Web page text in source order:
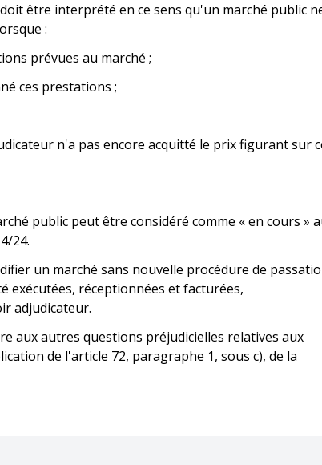
être interprété en ce sens qu'un marché public
:
prévues au marché ;
ces prestations ;
n'a pas encore acquitté le prix figurant sur
public peut être considéré comme « en cours »
24.
un marché sans nouvelle procédure de
exécutées, réceptionnées et facturées,
adjudicateur.
aux autres questions préjudicielles relatives aux
de l'article 72, paragraphe 1, sous c), de la